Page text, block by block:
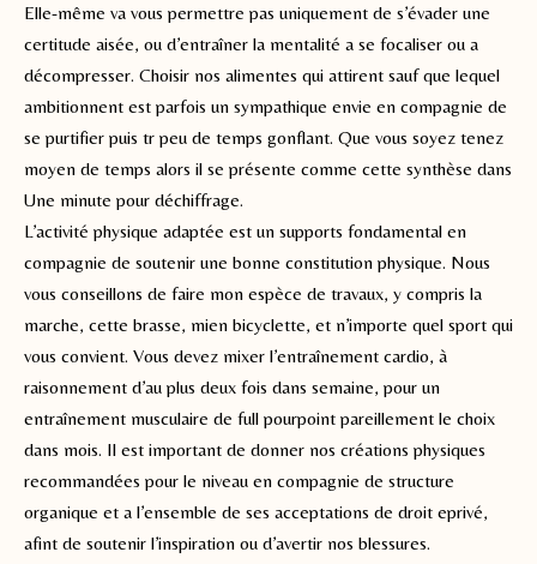
Elle-même va vous permettre pas uniquement de s’évader une
certitude aisée, ou d’entraîner la mentalité a se focaliser ou a
décompresser. Choisir nos alimentes qui attirent sauf que lequel
ambitionnent est parfois un sympathique envie en compagnie de
se purtifier puis tr peu de temps gonflant. Que vous soyez tenez
moyen de temps alors il se présente comme cette synthèse dans
Une minute pour déchiffrage.
L’activité physique adaptée est un supports fondamental en
compagnie de soutenir une bonne constitution physique. Nous
vous conseillons de faire mon espèce de travaux, y compris la
marche, cette brasse, mien bicyclette, et n’importe quel sport qui
vous convient. Vous devez mixer l’entraînement cardio, à
raisonnement d’au plus deux fois dans semaine, pour un
entraînement musculaire de full pourpoint pareillement le choix
dans mois. Il est important de donner nos créations physiques
recommandées pour le niveau en compagnie de structure
organique et a l’ensemble de ses acceptations de droit eprivé,
afint de soutenir l’inspiration ou d’avertir nos blessures.